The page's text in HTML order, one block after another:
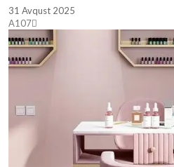
31 Avqust 2025
A107